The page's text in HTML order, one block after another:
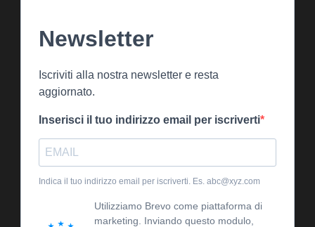
Newsletter
Iscriviti alla nostra newsletter e resta
aggiornato.
Inserisci il tuo indirizzo email per iscriverti
Indica il tuo indirizzo email per iscriverti. Es. abc@xyz.com
Utilizziamo Brevo come piattaforma di
marketing. Inviando questo modulo,